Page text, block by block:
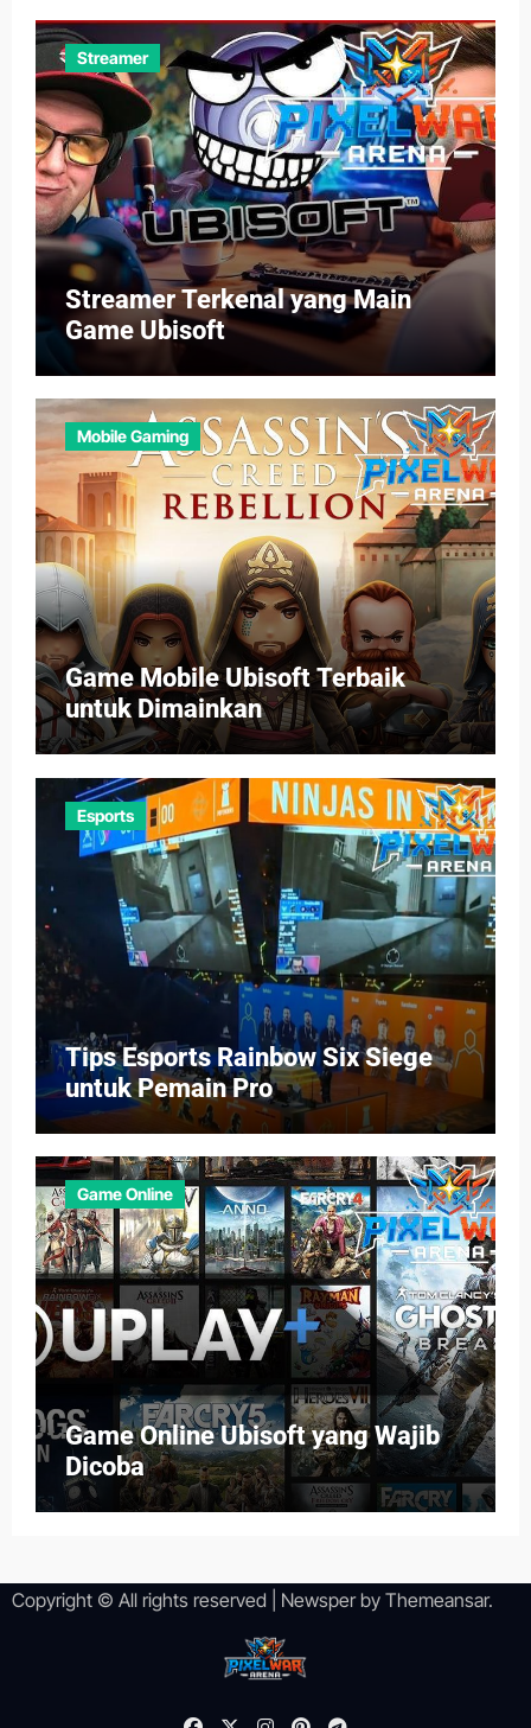
Streamer
Streamer Terkenal yang Main
Game Ubisoft
Mobile Gaming
Game Mobile Ubisoft Terbaik
untuk Dimainkan
Esports
Tips Esports Rainbow Six Siege
untuk Pemain Pro
Game Online
Game Online Ubisoft yang Wajib
Dicoba
Copyright © All rights reserved Newsperby Themeansar.